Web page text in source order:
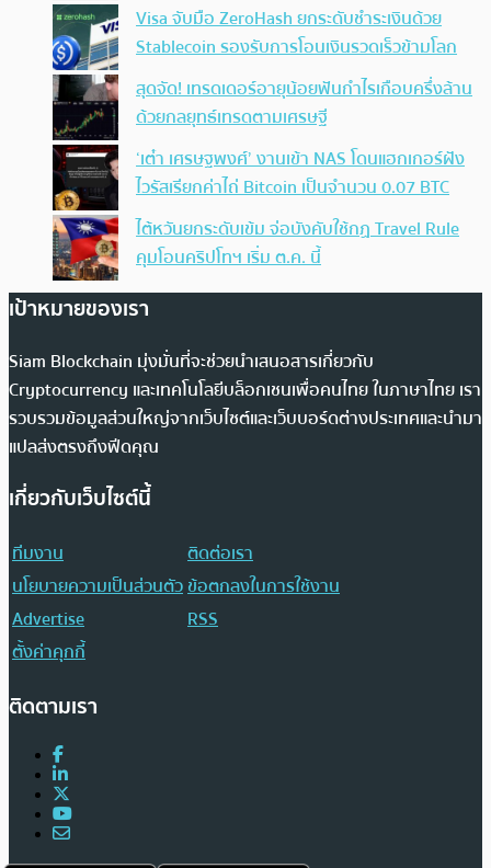
Visa จับมือ ZeroHash ยกระดับชำระเงินด้วย
Stablecoin รองรับการโอนเงินรวดเร็วข้ามโลก
สุดจัด! เทรดเดอร์อายุน้อยฟันกำไรเกือบครึ่งล้าน
ด้วยกลยุทธ์เทรดตามเศรษฐี
‘เต๋า เศรษฐพงศ์’ งานเข้า NAS โดนแฮกเกอร์ฝัง
ไวรัสเรียกค่าไถ่ Bitcoin เป็นจำนวน 0.07 BTC
ไต้หวันยกระดับเข้ม จ่อบังคับใช้กฏ Travel Rule
คุมโอนคริปโทฯ เริ่ม ต.ค. นี้
เป้าหมายของเรา
Siam Blockchain มุ่งมั่นที่จะช่วยนำเสนอสารเกี่ยวกับ
Cryptocurrency และเทคโนโลยีบล็อกเชนเพื่อคนไทย ในภาษาไทย เรา
รวบรวมข้อมูลส่วนใหญ่จากเว็บไซต์และเว็บบอร์ดต่างประเทศและนำมา
แปลส่งตรงถึงฟีดคุณ
เกี่ยวกับเว็บไซต์นี้
ทีมงาน
ติดต่อเรา
นโยบายความเป็นส่วนตัวข้อตกลงในการใช้งาน
Advertise
RSS
ตั้งค่าคุกกี้
ติดตามเรา